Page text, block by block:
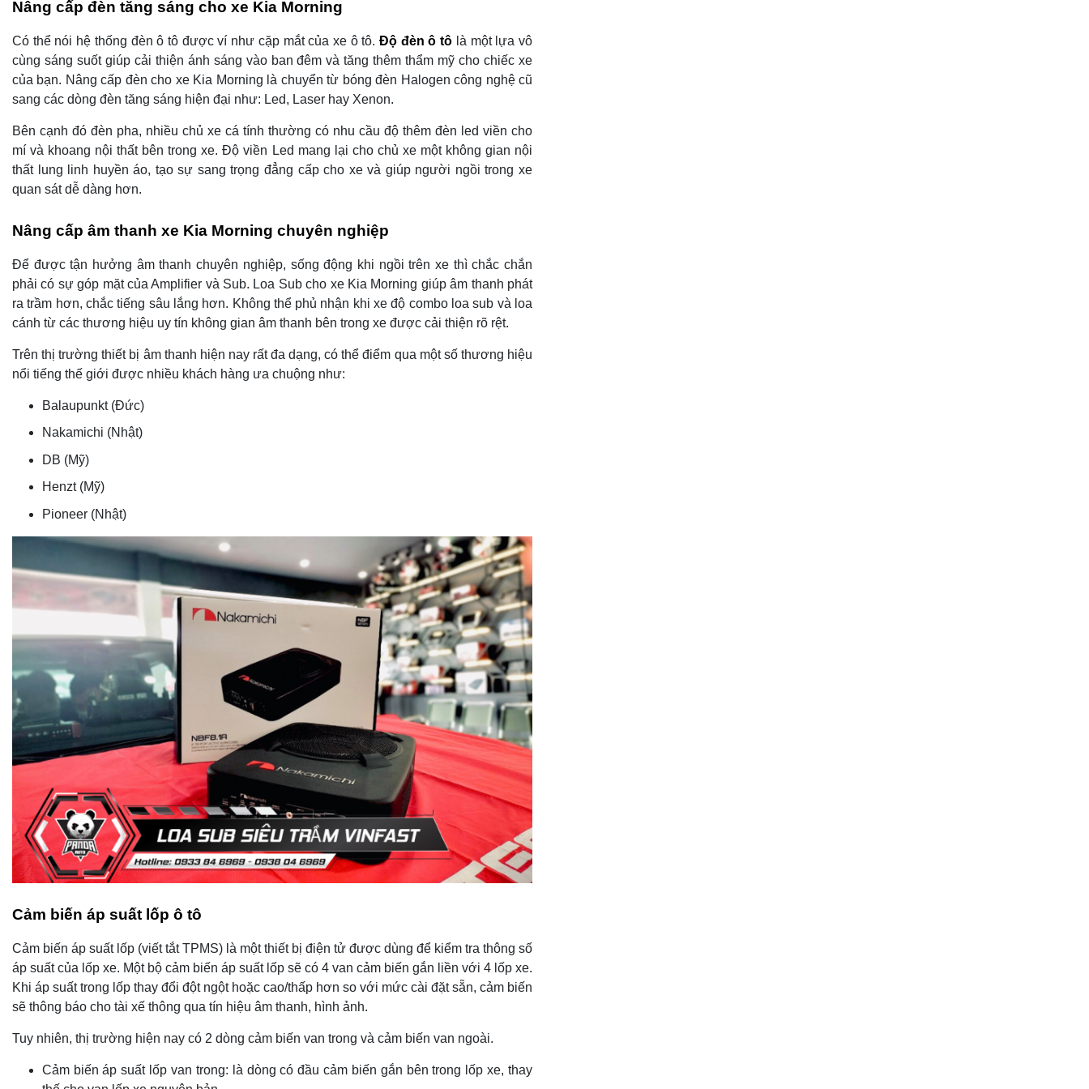
Nâng cấp đèn tăng sáng cho xe Kia Morning
Có thể nói hệ thống đèn ô tô được ví như cặp mắt của xe ô tô.Độ đèn ô tô là một lựa vô
cùng sáng suốt giúp cải thiện ánh sáng vào ban đêm và tăng thêm thẩm mỹ cho chiếc xe
của bạn. Nâng cấp đèn cho xe Kia Morning là chuyển từ bóng đèn Halogen công nghệ cũ
sang các dòng đèn tăng sáng hiện đại như: Led, Laser hay Xenon.
Bên cạnh đó đèn pha, nhiều chủ xe cá tính thường có nhu cầu độ thêm đèn led viền cho
mí và khoang nội thất bên trong xe. Độ viền Led mang lại cho chủ xe một không gian nội
thất lung linh huyền áo, tạo sự sang trọng đẳng cấp cho xe và giúp người ngồi trong xe
quan sát dễ dàng hơn.
Nâng cấp âm thanh xe Kia Morning chuyên nghiệp
Để được tận hưởng âm thanh chuyên nghiệp, sống động khi ngồi trên xe thì chắc chắn
phải có sự góp mặt của Amplifier và Sub. Loa Sub cho xe Kia Morning giúp âm thanh phát
ra trầm hơn, chắc tiếng sâu lắng hơn. Không thể phủ nhận khi xe độ combo loa sub và loa
cánh từ các thương hiệu uy tín không gian âm thanh bên trong xe được cải thiện rõ rệt.
Trên thị trường thiết bị âm thanh hiện nay rất đa dạng, có thể điểm qua một số thương hiệu
nổi tiếng thế giới được nhiều khách hàng ưa chuộng như:
Balaupunkt (Đức)
Nakamichi (Nhật)
DB (Mỹ)
Henzt (Mỹ)
Pioneer (Nhật)
Cảm biến áp suất lốp ô tô
Cảm biến áp suất lốp (viết tắt TPMS) là một thiết bị điện tử được dùng để kiểm tra thông số
áp suất của lốp xe. Một bộ cảm biến áp suất lốp sẽ có 4 van cảm biến gắn liền với 4 lốp xe.
Khi áp suất trong lốp thay đổi đột ngột hoặc cao/thấp hơn so với mức cài đặt sẵn, cảm biến
sẽ thông báo cho tài xế thông qua tín hiệu âm thanh, hình ảnh.
Tuy nhiên, thị trường hiện nay có 2 dòng cảm biến van trong và cảm biến van ngoài.
Cảm biến áp suất lốp van trong: là dòng có đầu cảm biến gắn bên trong lốp xe, thay